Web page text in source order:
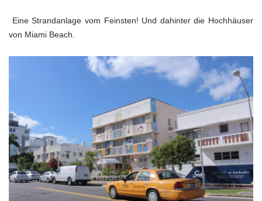
Eine Strandanlage vom Feinsten! Und dahinter die Hochhäuser
von Miami Beach.